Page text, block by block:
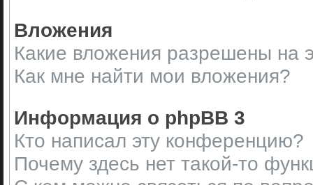
Вложения
Какие вложения разрешены на
Как мне найти мои вложения?
Информация о phpBB 3
Кто написал эту конференцию?
Почему здесь нет такой-то